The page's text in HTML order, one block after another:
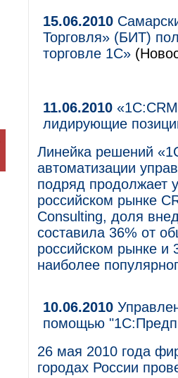
15.06.2010
Торговля» (БИТ)
торговле 1С»
11.06.2010
лидирующие
Линейка решений
автоматизации
подряд продолжает
российском рынке
Consulting, доля
составила 36% от
российском рынке и
наиболее
10.06.2010
помощью
26 мая 2010 года
городах России